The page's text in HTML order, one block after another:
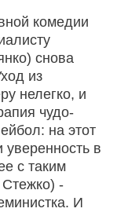
комедии
снова
из
нелегко, и
чудо-
на этот
в
с таким
-
И